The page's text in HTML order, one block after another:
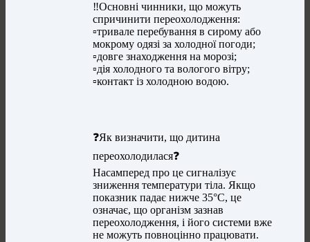
‼️Основні чинники, що можуть
спричинити переохолодження:
▫️тривале перебування в сирому або
мокрому одязі за холодної погоди;
▫️довге знаходження на морозі;
▫️дія холодного та вологого вітру;
▫️контакт із холодною водою.
❓Як визначити, що дитина
переохолодилася❓
Насамперед про це сигналізує
зниження температури тіла. Якщо
показник падає нижче 35°C, це
означає, що організм зазнав
переохолодження, і його системи вже
не можуть повноцінно працювати.